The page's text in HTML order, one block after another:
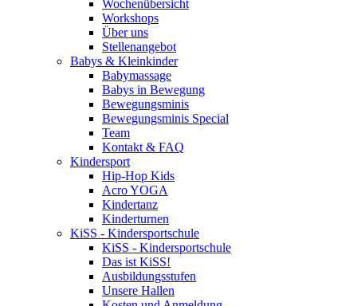
Wochenübersicht
Workshops
Über uns
Stellenangebot
Babys & Kleinkinder
Babymassage
Babys in Bewegung
Bewegungsminis
Bewegungsminis Special
Team
Kontakt & FAQ
Kindersport
Hip-Hop Kids
Acro YOGA
Kindertanz
Kinderturnen
KiSS - Kindersportschule
KiSS - Kindersportschule
Das ist KiSS!
Ausbildungsstufen
Unsere Hallen